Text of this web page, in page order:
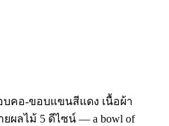
บคอ-ขอบแขนสีแดง เนื้อผ้า
ยผลไม้ 5 ดีไซน์ — a bowl of